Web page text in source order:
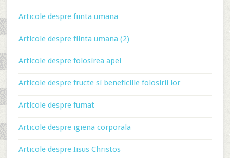
Articole despre fiinta umana
Articole despre fiinta umana (2)
Articole despre folosirea apei
Articole despre fructe si beneficiile folosirii lor
Articole despre fumat
Articole despre igiena corporala
Articole despre Iisus Christos